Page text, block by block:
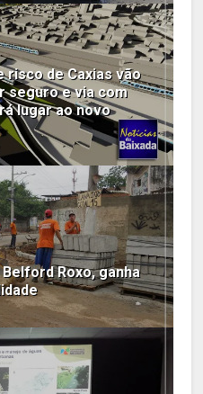
risco de Caxias vão
seguro e via com
lugar ao novo
Roxo, ganha